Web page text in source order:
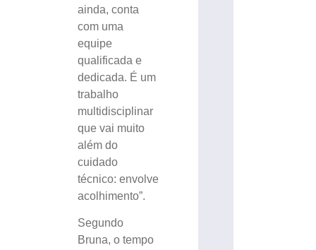
ainda, conta
com uma
equipe
qualificada e
dedicada. É um
trabalho
multidisciplinar
que vai muito
além do
cuidado
técnico: envolve
acolhimento”.
Segundo
Bruna, o tempo